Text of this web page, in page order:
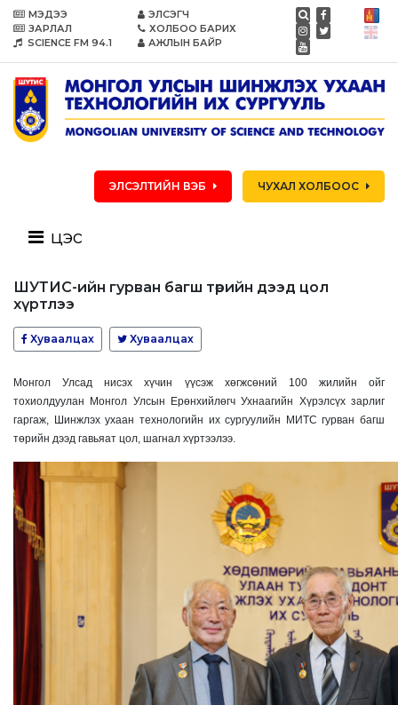
МЭДЭЭ
ЗАРЛАЛ
SCIENCE FM 94.1
ЭЛСЭГЧ
ХОЛБОО БАРИХ
АЖЛЫН БАЙР
ЭЛСЭЛТИЙН ВЭБ ЧУХАЛ ХОЛБООС
цэс
ШУТИС-ийн гурван багш төрийн дээд цол
хүртлээ
Хуваалцах Хуваалцах
Монгол Улсад нисэх хүчин үүсэж хөгжсөний 100 жилийн ойг
тохиолдуулан Монгол Улсын Ерөнхийлөгч Ухнаагийн Хүрэлсүх зарлиг
гаргаж, Шинжлэх ухаан технологийн их сургуулийн МИТС гурван багш
төрийн дээд гавьяат цол, шагнал хүртээлээ.